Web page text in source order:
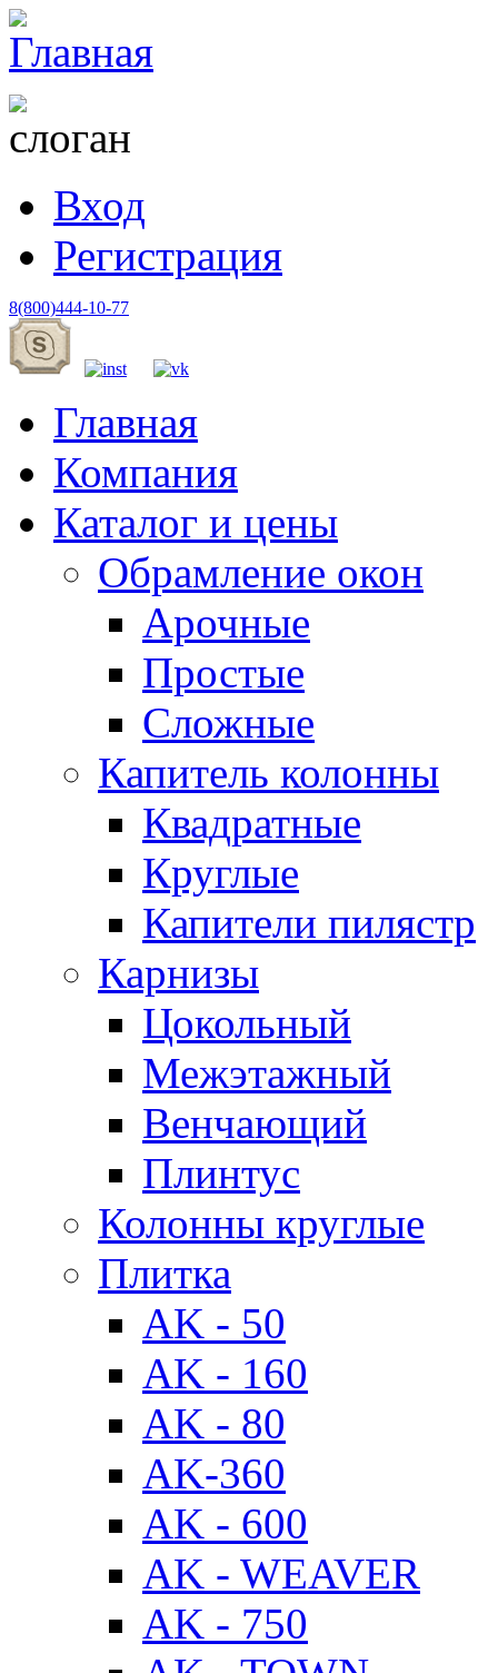
Вход
Регистрация
8(800)444-10-77
Главная
Компания
Каталог и цены
Обрамление окон
Арочные
Простые
Сложные
Капитель колонны
Квадратные
Круглые
Капители пилястр
Карнизы
Цокольный
Межэтажный
Венчающий
Плинтус
Колонны круглые
Плитка
AK - 50
AK - 160
AK - 80
AK-360
AK - 600
AK - WEAVER
AK - 750